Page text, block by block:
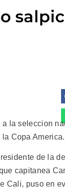
la seleccion
Copa America.
de la
capitanea
Cali, puso en